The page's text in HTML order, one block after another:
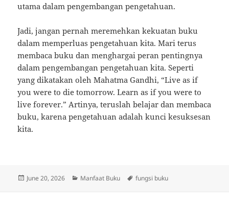
utama dalam pengembangan pengetahuan.
Jadi, jangan pernah meremehkan kekuatan buku
dalam memperluas pengetahuan kita. Mari terus
membaca buku dan menghargai peran pentingnya
dalam pengembangan pengetahuan kita. Seperti
yang dikatakan oleh Mahatma Gandhi, “Live as if
you were to die tomorrow. Learn as if you were to
live forever.” Artinya, teruslah belajar dan membaca
buku, karena pengetahuan adalah kunci kesuksesan
kita.
Posted
June 20, 2026 Categories
Manfaat Buku Tags
fungsi buku